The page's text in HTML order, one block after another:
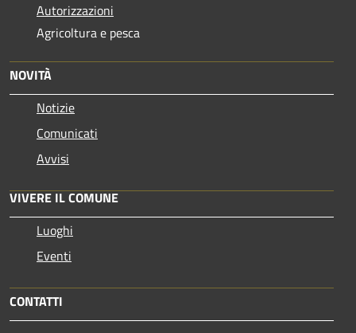
Autorizzazioni
Agricoltura e pesca
NOVITÀ
Notizie
Comunicati
Avvisi
VIVERE IL COMUNE
Luoghi
Eventi
CONTATTI